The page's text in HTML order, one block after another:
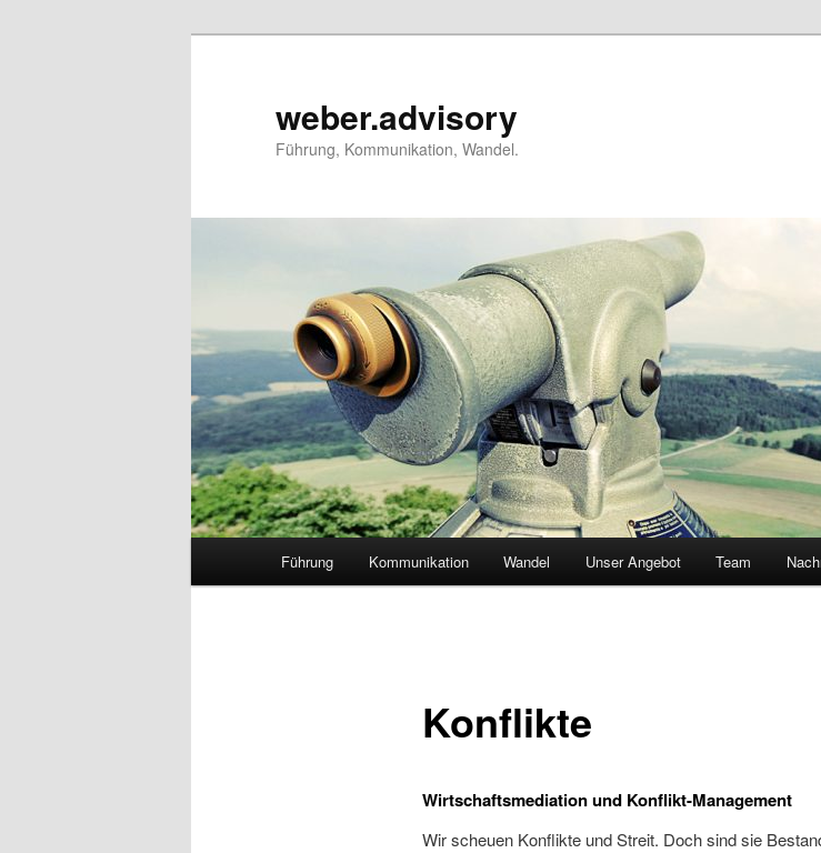
weber.advisory
Führung, Kommunikation, Wandel.
Führung Kommunikation Wandel Unser Angebot Team
Konflikte
Wirtschaftsmediation und Konflikt-Management
Wir scheuen Konflikte und Streit. Doch sind sie